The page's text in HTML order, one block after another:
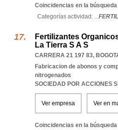
Coincidencias en la búsqueda
Categorías actividad: ...
Fertilizantes
La Tierra S A S
CARRERA 21 197 83,
Fabricacion de abonos y
nitrogenados
SOCIEDAD POR ACCIONES
Ver empresa Ver en
Coincidencias en la búsqueda